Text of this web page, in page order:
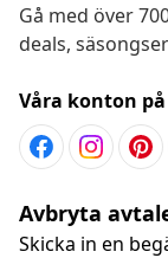
Gå med över
deals,
Våra konton
Avbryta
Skicka in en